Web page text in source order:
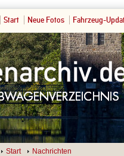
Start Neue Fotos Fahrzeug-
Start Nachrichten